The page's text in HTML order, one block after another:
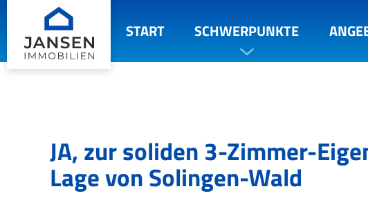
START SCHWERPUNKTE
JA, zur soliden 3-Zimmer-
Lage von Solingen-Wald